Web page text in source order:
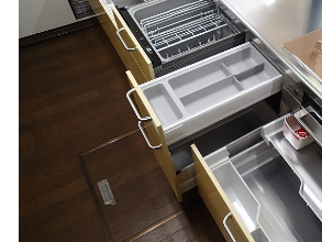
工事中も興味津々。調理スペースがお気に入りの